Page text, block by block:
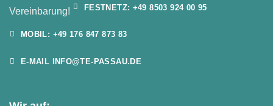
Vereinbarung!
FESTNETZ: +49 8503 924 00 95
MOBIL: +49 176 847 873 83
E-MAIL INFO@TE-PASSAU.DE